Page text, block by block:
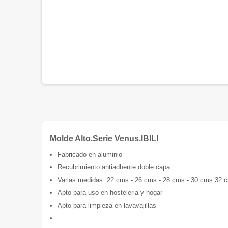
Molde Alto.Serie Venus.IBILI
Fabricado en aluminio
Recubrimiento antiadhente doble capa
Varias medidas: 22 cms - 26 cms - 28 cms - 30 cms 32
Apto para uso en hosteleria y hogar
Apto para limpieza en lavavajillas